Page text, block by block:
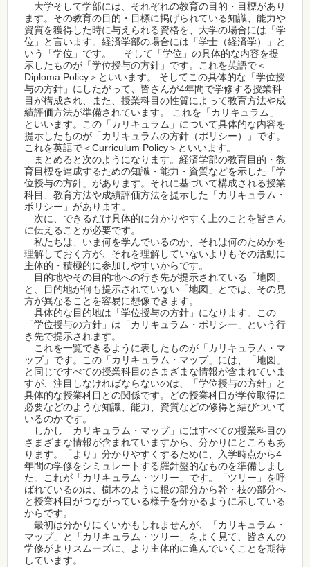
大学そして学部には、それぞれの教育の目的・目標があり
ます。その教育の目的・目標に掲げられている知識、能力や
資質を獲得した時に与えられる資格を、大学の場合には「学
位」と言います。経済学部の場合には「学士（経済学）」と
いう「学位」です。 そして「学位」の具体的な内容を提
示したものが「学位授与の方針」です。これを英語で＜
Diploma Policy＞といいます。 そしてこの具体的な「学位授
与の方針」にしたがって、皆さんが4年間で学修する授業科
目が構成され、また、授業科目の性質によって教育方法や成
績評価方法が準備されています。 これを「カリキュラム」
といいます。この「カリキュラム」について具体的な内容を
提示したものが「カリキュラムの方針（ポリシー）」です。
これを英語で＜Curriculum Policy＞といいます。
まとめると次のようになります。経済学部の教育目的・教
育目標を達成するための知識・能力・資質などを示した「学
位授与の方針」があります。それに基づいて構成される授業
科目、教育方法や成績評価方法を提示した「カリキュラム・
ポリシー」があります。
次に、できるだけ具体的に分かりやすく上のことを皆さん
に伝えることが必要です。
私たちは、いま何を学んでいるのか、それは何のためかを
理解しておく方が、それを理解していないよりもその活動に
主体的・積極的に参加しやすいからです。
目的地やその目的地への行き先が提示されている「地図」
と、目的地が何も提示されていない「地図」とでは、その見
方が異なることを容易に想像できます。
具体的な目的地は「学位授与の方針」になります。この
「学位授与の方針」は「カリキュラム・ポリシー」という行
き先で提示されます。
これを一覧できるように表したものが「カリキュラム・マ
ップ」です。この「カリキュラム・マップ」には、「地図」
と同じですべての授業科目のさまざまな情報が含まれていま
すが、注目しなければならないのは、「学位授与の方針」と
具体的な授業科目との関係です。どの授業科目が学位取得に
必要などのような知識、能力、資質などの修得と結びついて
いるのかです。
しかし「カリキュラム・マップ」にはすべての授業科目の
さまざまな情報が含まれていますから、分かりにところもあ
ります。「より」分かりやすくするために、入学時点から4
年間の学修をシミュレートする羅針盤的なものを準備しまし
た。これが「カリキュラム・ツリー」です。「ツリー」を呼
ばれているのは、樹木のように根の部分から幹・枝の部分へ
と授業科目がつながっている様子を分かるように示している
からです。
最初は分かりにくいかもしれませんが、「カリキュラム・
マップ」と「カリキュラム・ツリー」をよく見て、皆さんの
学修がよりスムーズに、より主体的に進んでいくことを期待
しています。